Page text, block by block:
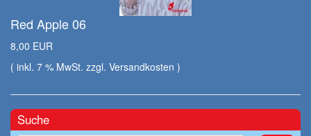
Red Apple 06
8,00 EUR
( inkl. 7 % MwSt. zzgl. Versandkosten )
Suche